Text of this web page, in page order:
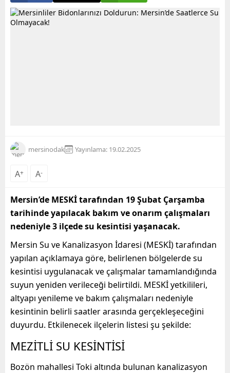
mersinodak Yayınlama: 19.02.2025
A+ A-
Mersin’de MESKİ tarafından 19 Şubat Çarşamba
tarihinde yapılacak bakım ve onarım çalışmaları
nedeniyle 3 ilçede su kesintisi yaşanacak.
Mersin Su ve Kanalizasyon İdaresi (MESKİ) tarafından
yapılan açıklamaya göre, belirlenen bölgelerde su
kesintisi uygulanacak ve çalışmalar tamamlandığında
suyun yeniden verileceği belirtildi. MESKİ yetkilileri,
altyapı yenileme ve bakım çalışmaları nedeniyle
kesintinin belirli saatler arasında gerçekleşeceğini
duyurdu. Etkilenecek ilçelerin listesi şu şekilde:
MEZİTLİ SU KESİNTİSİ
Bozön mahallesi Toki altında bulunan kanalizasyon